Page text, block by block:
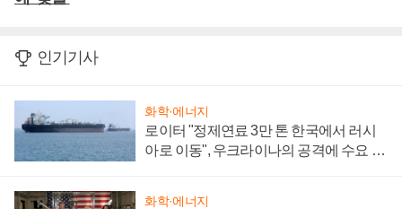
인기기사
화학·에너지
로이터 "정제연료 3만 톤 한국에서 러시
아로 이동", 우크라이나의 공격에 수요 늘
화학·에너지